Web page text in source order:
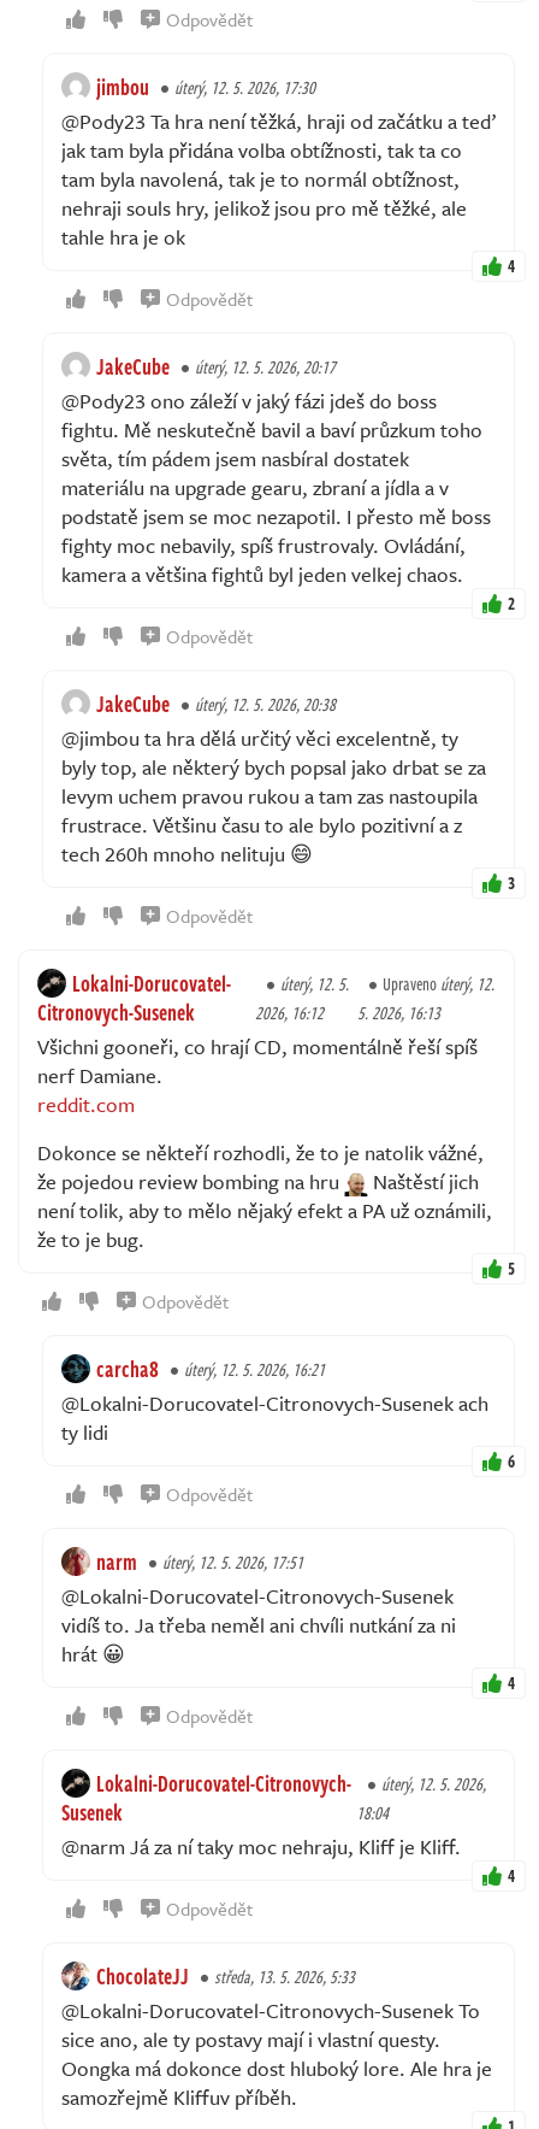
Odpovědět
jimbou úterý, 12. 5. 2026, 17:30
@Pody23 Ta hra není těžká, hraji od začátku a teď
jak tam byla přidána volba obtížnosti, tak ta co
tam byla navolená, tak je to normál obtížnost,
nehraji souls hry, jelikož jsou pro mě těžké, ale
tahle hra je ok
4
Odpovědět
JakeCube úterý, 12. 5. 2026, 20:17
@Pody23 ono záleží v jaký fázi jdeš do boss
fightu. Mě neskutečně bavil a baví průzkum toho
světa, tím pádem jsem nasbíral dostatek
materiálu na upgrade gearu, zbraní a jídla a v
podstatě jsem se moc nezapotil. I přesto mě boss
fighty moc nebavily, spíš frustrovaly. Ovládání,
kamera a většina fightů byl jeden velkej chaos.
2
Odpovědět
JakeCube úterý, 12. 5. 2026, 20:38
@jimbou ta hra dělá určitý věci excelentně, ty
byly top, ale některý bych popsal jako drbat se za
levym uchem pravou rukou a tam zas nastoupila
frustrace. Většinu času to ale bylo pozitivní a z
tech 260h mnoho nelituju 😄
3
Odpovědět
Lokalni-Dorucovatel-
Citronovych-Susenek
úterý, 12. 5.
2026, 16:12
Upravenoúterý, 12.
5. 2026, 16:13
Všichni gooneři, co hrají CD, momentálně řeší spíš
nerf Damiane.
reddit.com
Dokonce se někteří rozhodli, že to je natolik vážné,
že pojedou review bombing na hru
Naštěstí jich
není tolik, aby to mělo nějaký efekt a PA už oznámili,
že to je bug.
5
Odpovědět
carcha8 úterý, 12. 5. 2026, 16:21
@Lokalni-Dorucovatel-Citronovych-Susenek ach
ty lidi
6
Odpovědět
narm úterý, 12. 5. 2026, 17:51
@Lokalni-Dorucovatel-Citronovych-Susenek
vidíš to. Ja třeba neměl ani chvíli nutkání za ni
hrát 😀
4
Odpovědět
Lokalni-Dorucovatel-Citronovych-
Susenek
úterý, 12. 5. 2026,
18:04
@narm Já za ní taky moc nehraju, Kliff je Kliff.
4
Odpovědět
ChocolateJJ středa, 13. 5. 2026, 5:33
@Lokalni-Dorucovatel-Citronovych-Susenek To
sice ano, ale ty postavy mají i vlastní questy.
Oongka má dokonce dost hluboký lore. Ale hra je
samozřejmě Kliffuv příběh.